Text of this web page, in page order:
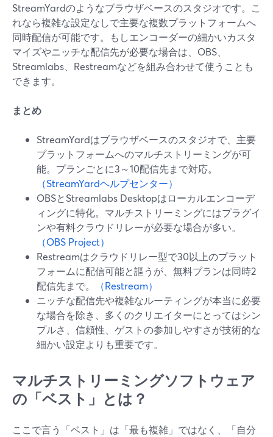
StreamYardのようなブラウザベースのスタジオです。こ
れなら複雑な設定なしで主要な複数プラットフォームへ
同時配信が可能です。もしエンコーダーの細かいカスタ
マイズやニッチな配信先が必要な場合は、OBS、
Streamlabs、Restreamなどを組み合わせて使うことも
できます。
まとめ
StreamYardはブラウザベースのスタジオで、主要
プラットフォームへのマルチストリーミングが可
能。プランごとに3～10配信先まで対応。
（StreamYardヘルプセンター）
OBSとStreamlabs Desktopはローカルエンコーデ
ィングに特化。マルチストリーミングにはプラグイ
ンや有料クラウドリレーが必要な場合が多い。
（OBS Project）
Restreamはクラウドリレー型で30以上のプラット
フォームに配信可能と謳うが、無料プランは同時2
配信先まで。
（Restream）
ニッチな配信先や複雑なルーティングが本当に必要
な場合を除き、多くのクリエイターにとってはシン
プルさ、信頼性、ゲストの参加しやすさが技術的な
細かい設定よりも重要です。
マルチストリーミングソフトウェア
の「ベスト」とは？
ここで言う「ベスト」は「最も複雑」ではなく、「自分